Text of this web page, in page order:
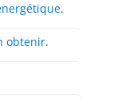
obtenir.